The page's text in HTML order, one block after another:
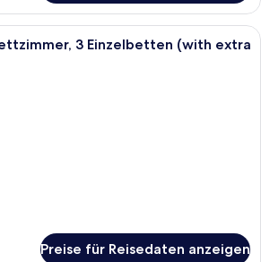
Minibar, Zimmersafe, Schreibtisch,
3 Einzelbetten (with extra
Preise für Reisedaten anzeigen